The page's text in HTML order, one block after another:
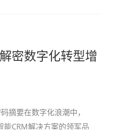
密数字化转型增
摘要在数字化浪潮中，
CRM解决方案的领军品